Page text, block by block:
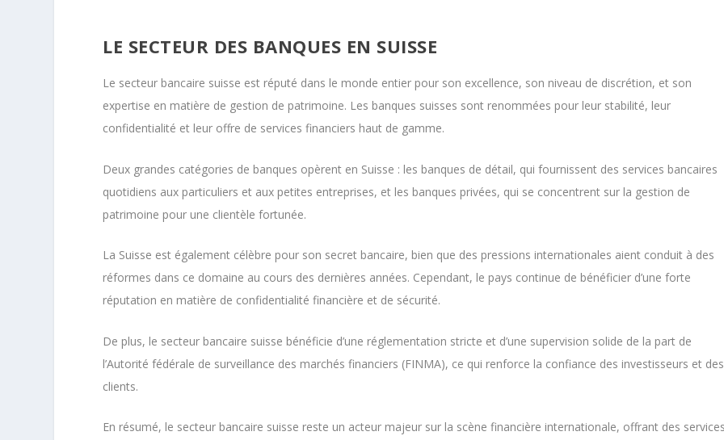
LE SECTEUR DES BANQUES EN SUISSE
Le secteur bancaire suisse est réputé dans le monde entier pour son excellence, son niveau de discrétion, et son
expertise en matière de gestion de patrimoine. Les banques suisses sont renommées pour leur stabilité, leur
confidentialité et leur offre de services financiers haut de gamme.
Deux grandes catégories de banques opèrent en Suisse : les banques de détail, qui fournissent des services bancaires
quotidiens aux particuliers et aux petites entreprises, et les banques privées, qui se concentrent sur la gestion de
patrimoine pour une clientèle fortunée.
La Suisse est également célèbre pour son secret bancaire, bien que des pressions internationales aient conduit à des
réformes dans ce domaine au cours des dernières années. Cependant, le pays continue de bénéficier d’une forte
réputation en matière de confidentialité financière et de sécurité.
De plus, le secteur bancaire suisse bénéficie d’une réglementation stricte et d’une supervision solide de la part de
l’Autorité fédérale de surveillance des marchés financiers (FINMA), ce qui renforce la confiance des investisseurs et des
clients.
En résumé, le secteur bancaire suisse reste un acteur majeur sur la scène financière internationale, offrant des